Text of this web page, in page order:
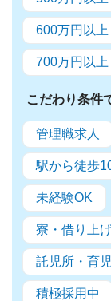
600万円以上
700万円以上
こだわり条件
管理職求人
駅から徒歩
未経験OK
寮・借り上
託児所・育
積極採用中